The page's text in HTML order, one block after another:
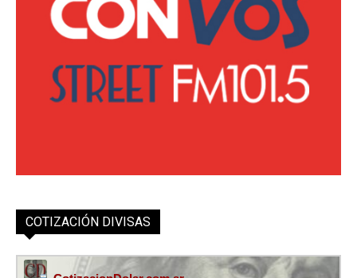
COTIZACIÓN DIVISAS